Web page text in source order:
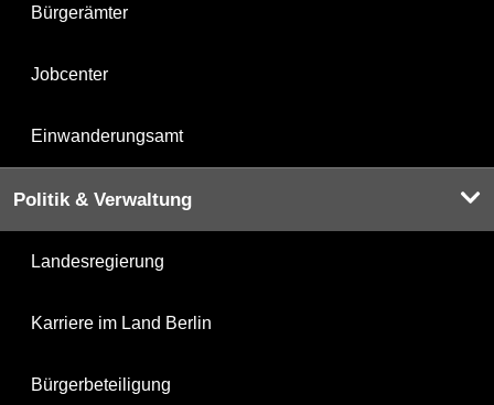
Bürgerämter
Jobcenter
Einwanderungsamt
Politik & Verwaltung
Landesregierung
Karriere im Land Berlin
Bürgerbeteiligung